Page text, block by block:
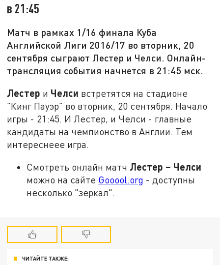
в 21:45
Матч в рамках 1/16 финала Куба
Английской Лиги 2016/17 во вторник, 20
сентября сыграют Лестер и Челси. Онлайн-
трансляция события начнется в 21:45 мск.
Лестер и Челси встретятся на стадионе
"Кинг Пауэр" во вторник, 20 сентября. Начало
игры - 21:45. И Лестер, и Челси - главные
кандидаты на чемпионство в Англии. Тем
интереснеее игра.
Смотреть онлайн матч Лестер – Челси
можно на сайте Gooool.org - доступны
несколько "зеркал".
ЧИТАЙТЕ ТАКЖЕ: